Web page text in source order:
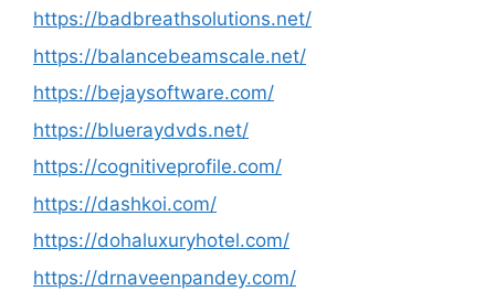
https://badbreathsolutions.net/
https://balancebeamscale.net/
https://bejaysoftware.com/
https://blueraydvds.net/
https://cognitiveprofile.com/
https://dashkoi.com/
https://dohaluxuryhotel.com/
https://drnaveenpandey.com/